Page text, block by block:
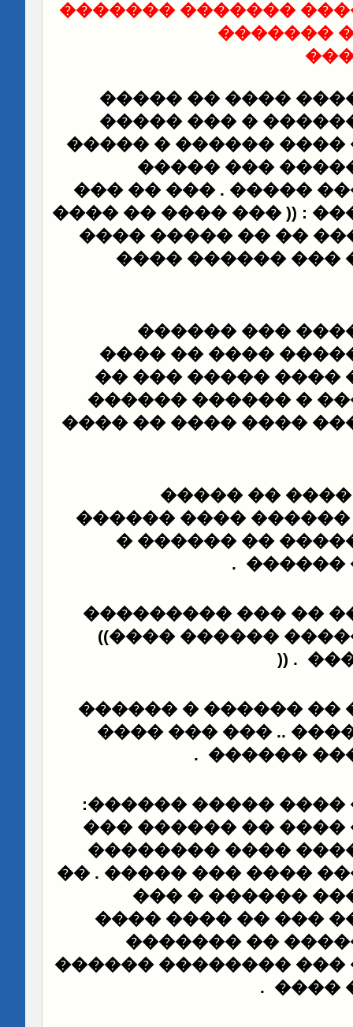
�������� �������
����� ������
��� ������
���� ������
� �����
���� �����
������� �����
���� : (( ��� ���� ��
���� )) � ������ ��
���
������ ����
�� �����
������ � �������
����� � ����
������ ������ �
���� ��
�� ����
������ ����
���������� ������
���� �����
������
.
���� ���� ��� ��
������ ��������
((
)) .
�� ����� ��� ��
�� ���� ��
����
������ ��
.
����� ����� ����
:
�� ��������
���
������� � �����
�������� ���� ����
��� ������ �
����� �� ���� ���
���������
����� ��� ��������
�
.